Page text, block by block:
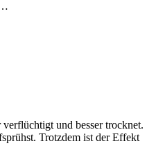
und besser trocknet.
Trotzdem ist der Effekt